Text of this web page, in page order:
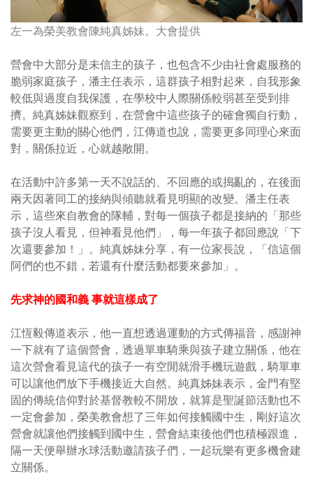
左一為榮美教會陳純真姊妹。大會提供
營會中大部分是未信主的孩子，也包含不少由社會處服務的
脆弱家庭孩子，潘主任表示，這群孩子相對起來，自我形象
較低與過度自我保護，在學校中人際關係較弱甚至受到排
擠。純真姊妹觀察到，在營會中這些孩子的確會獨自行動，
需要更主動的關心他們，江傳道也說，需要更多同理心來面
對，關係拉近，心就越敞開。
在活動中許多第一天不說話的、不回應的或搗亂的，在後面
兩天因著同工的接納與傾聽就看見明顯的改變。潘主任表
示，這些來自教會的隊輔，對每一個孩子都是接納的「那些
孩子沒人看見，但神看見他們」，每一年孩子都回應說「下
次還要參加！」。純真姊妹分享，有一位家長說，「信這個
阿們的也不錯，若還有什麼活動都要來參加」。
先求神的國和義 事就這樣成了
江恆毅傳道表示，他一直想透過運動的方式傳福音，感謝神
一下就有了這個營會，透過單車騎乘與孩子建立關係，他在
這次營會看見這代的孩子一有空閒就滑手機玩遊戲，騎單車
可以讓他們放下手機接近大自然。純真姊妹表示，金門有堅
固的傳統信仰對於基督教較不開放，就算是聖誕節活動也不
一定會參加，榮美教會想了三年如何接觸國中生，剛好這次
營會就讓他們接觸到國中生，營會結束後他們也積極跟進，
隔一天便舉辦水球活動邀請孩子們，一起玩樂有更多機會建
立關係。